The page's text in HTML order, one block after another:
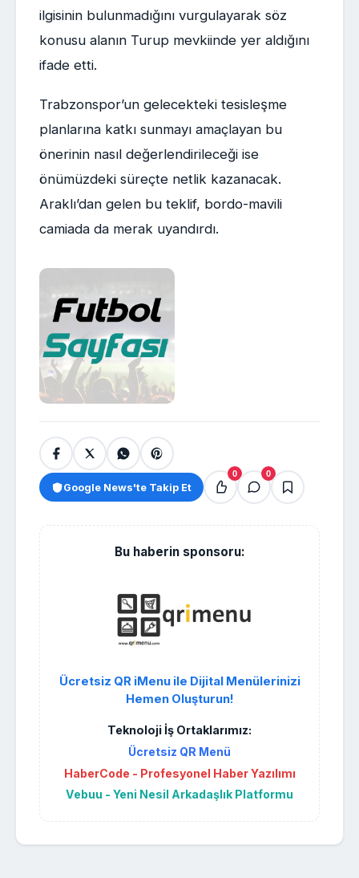
ilgisinin bulunmadığını vurgulayarak söz
konusu alanın Turup mevkiinde yer aldığını
ifade etti.
Trabzonspor’un gelecekteki tesisleşme
planlarına katkı sunmayı amaçlayan bu
önerinin nasıl değerlendirileceği ise
önümüzdeki süreçte netlik kazanacak.
Araklı’dan gelen bu teklif, bordo-mavili
camiada da merak uyandırdı.
Google News'te Takip Et
0 0
Bu haberin sponsoru:
Ücretsiz QR iMenu ile Dijital Menülerinizi
Hemen Oluşturun!
Teknoloji İş Ortaklarımız:
Ücretsiz QR Menü
HaberCode - Profesyonel Haber Yazılımı
Vebuu - Yeni Nesil Arkadaşlık Platformu